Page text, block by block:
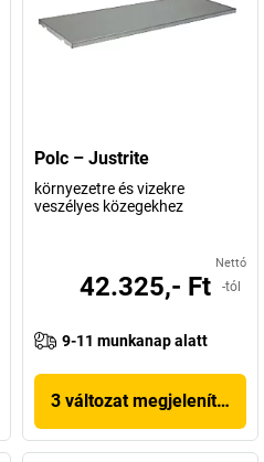
Polc – Justrite
környezetre és vizekre
veszélyes közegekhez
Nettó
42.325,- Ft -tól
9-11 munkanap alatt
3 változat megjelenítése